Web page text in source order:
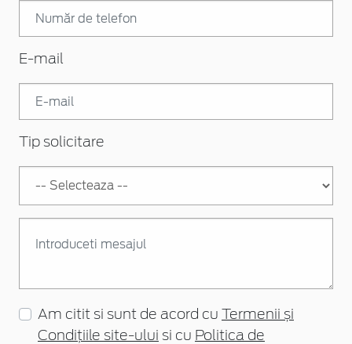
E-mail
Tip solicitare
Am citit si sunt de acord cu
Termenii și
Condițiile site-ului si cu Politica de